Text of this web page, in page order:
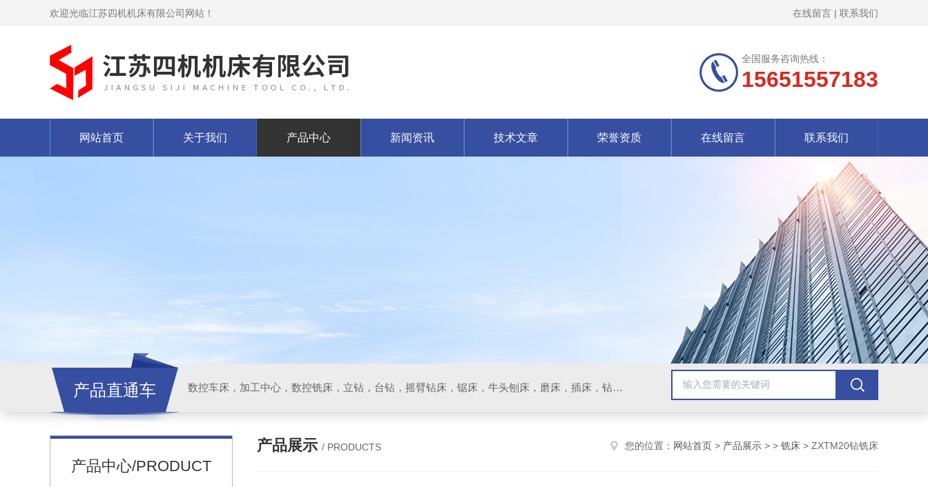
欢迎光临江苏四机机床有限公司网站！ 在线留言 | 联系我们
全国服务咨询热线：
15651557183
网站首页 关于我们 产品中心 新闻资讯 技术文章 荣誉资质 在线留言 联系我们
产品直通车 数控车床，加工中心，数控铣床，立钻，台钻，摇臂钻床，锯床，牛头刨床，磨床，插床，钻铣床，滚齿机
产品中心/PRODUCT
产品展示 / PRODUCTS 您的位置： 网站首页 > 产品展示 > > 铣床 > ZXTM20钻铣床